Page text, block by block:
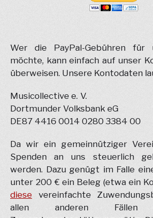
Wer die PayPal-Gebühren für
möchte, kann einfach auf unser
überweisen. Unsere Kontodaten
Musicollective e. V.
Dortmunder Volksbank eG
DE87 4416 0014 0280 3384 00
Da wir ein gemeinnütziger
Spenden an uns steuerlich
werden. Dazu genügt im Falle
unter 200 € ein Beleg (etwa ein
diese vereinfachte
allen anderen